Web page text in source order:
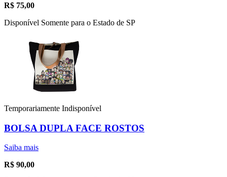
R$ 75,00
Disponível Somente para o Estado de SP
Temporariamente Indisponível
BOLSA DUPLA FACE ROSTOS
Saiba mais
R$ 90,00